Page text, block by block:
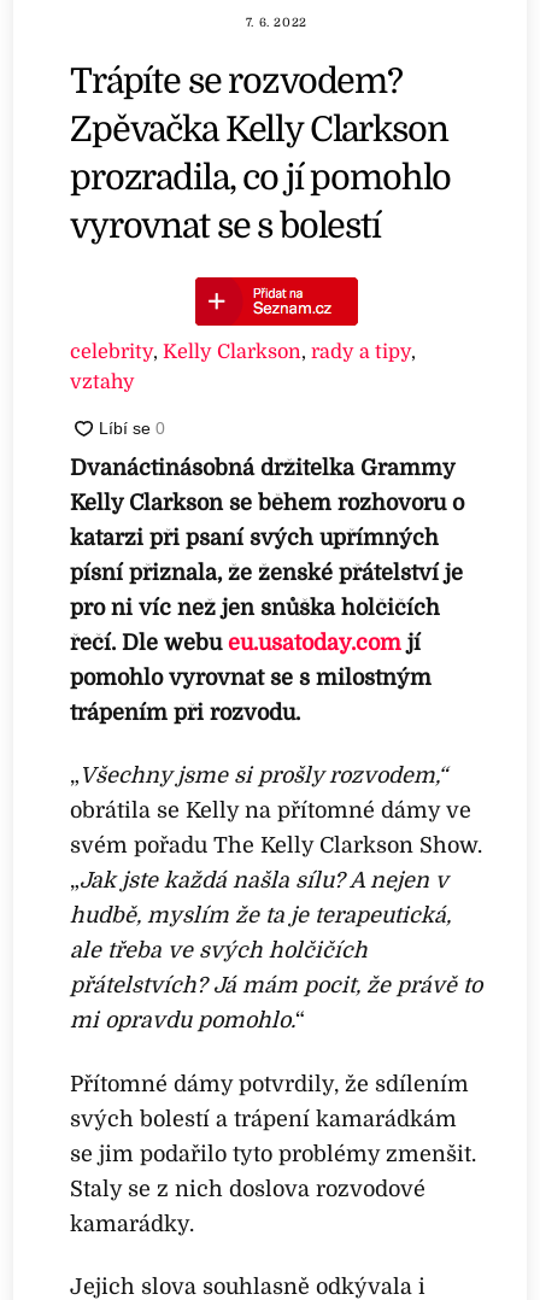
7. 6. 2022
Trápíte se rozvodem?
Zpěvačka Kelly Clarkson
prozradila, co jí pomohlo
vyrovnat se s bolestí
celebrity,Kelly Clarkson,rady a tipy,
vztahy
Dvanáctinásobná držitelka Grammy
Kelly Clarkson se během rozhovoru o
katarzi při psaní svých upřímných
písní přiznala, že ženské přátelství je
pro ni víc než jen snůška holčičích
řečí. Dle webueu.usatoday.com jí
pomohlo vyrovnat se s milostným
trápením při rozvodu.
„ Všechny jsme si prošly rozvodem,“
obrátila se Kelly na přítomné dámy ve
svém pořadu The Kelly Clarkson Show.
„Jak jste každá našla sílu? A nejen v
hudbě, myslím že ta je terapeutická,
ale třeba ve svých holčičích
přátelstvích? Já mám pocit, že právě to
mi opravdu pomohlo.“
Přítomné dámy potvrdily, že sdílením
svých bolestí a trápení kamarádkám
se jim podařilo tyto problémy zmenšit.
Staly se z nich doslova rozvodové
kamarádky.
Jejich slova souhlasně odkývala i